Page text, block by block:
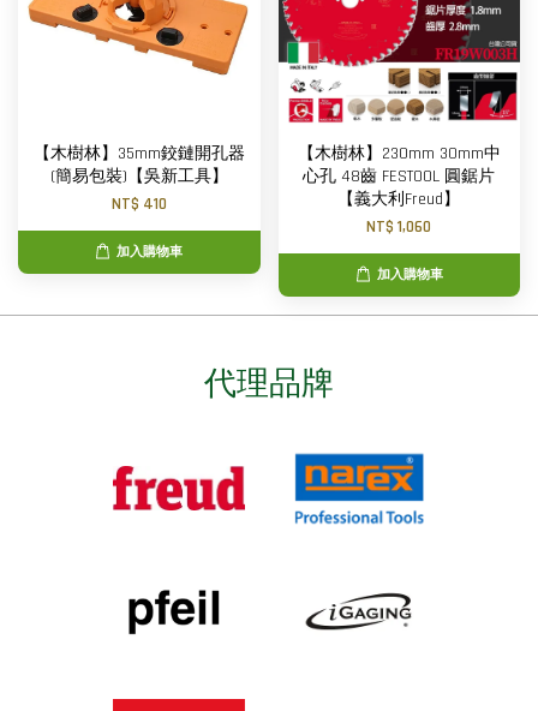
【木樹林】35mm鉸鏈開孔器
(簡易包裝)【吳新工具】
NT$ 410
加入購物車
【木樹林】230mm 30mm中
心孔 48齒 FESTOOL 圓鋸片
【義大利Freud】
NT$ 1,060
加入購物車
代理品牌